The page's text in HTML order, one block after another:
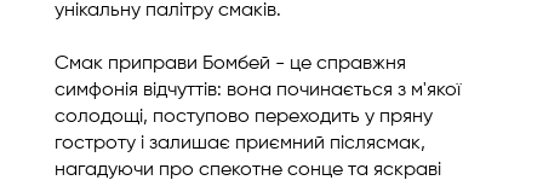
унікальну палітру смаків.
Смак приправи Бомбей - це справжня
симфонія відчуттів: вона починається з м'якої
солодощі, поступово переходить у пряну
гостроту і залишає приємний післясмак,
нагадуючи про спекотне сонце та яскраві